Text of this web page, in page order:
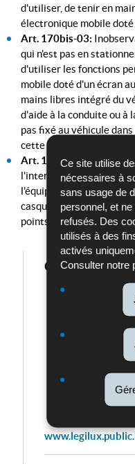
Ce site utilise
nécessaires à
sans usage de
personnel, et
refusés. Des
utilisés à des
activés
Consulter notre
d'utiliser, de tenir en
électronique mobile
Art. 170bis-03:
qui n'est pas en
d'utiliser les fonctions
mobile doté d'un écran
mains libres intégré du
d'aide à la conduite ou à
pas fixé au véhicule
cette fin (250€ - 4 points)
Art. 170bis-04:
l'interdiction d'utiliser un
l'équipement de
casque conformément
points)
Code de la route